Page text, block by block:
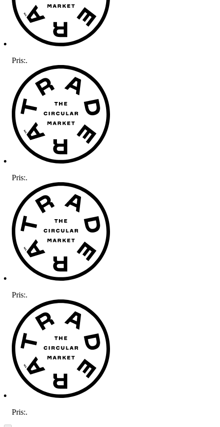
Pris:.
Pris:.
Pris:.
Pris:.